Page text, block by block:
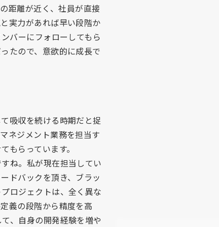
距離が近く、社員が直接
実力があれば早い段階か
バーにフォローしてもら
たので、意欲的に成長で
吸収を続ける時期だと捉
ネジメント業務を担当す
もらっています。
ね。私が現在担当してい
ドバックを頂き、ブラッ
ロジェクトは、全く異な
義の段階から精度を高
、自身の開発経験を増や